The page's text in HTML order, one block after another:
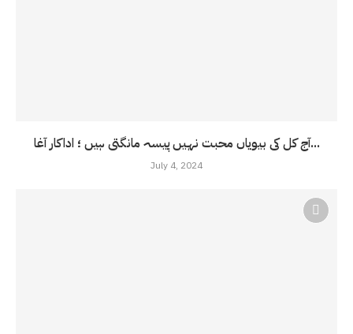
آج کل کی بیویاں محبت نہیں پیسہ مانگتی ہیں ؛ اداکار آغا...
July 4, 2024